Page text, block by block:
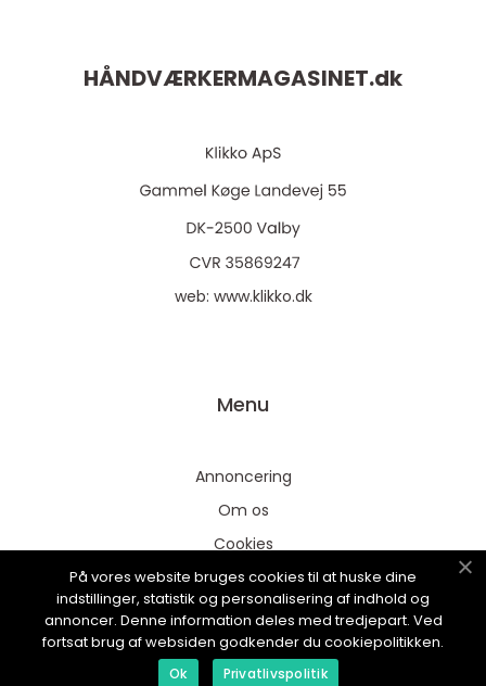
HÅNDVÆRKERMAGASINET.dk
web: www.klikko.dk
Menu
Annoncering
Om os
Cookies
Kontakt os
Sitemap
På vores website bruges cookies til at huske dine
indstillinger, statistik og personalisering af indhold og
annoncer. Denne information deles med tredjepart. Ved
fortsat brug af websiden godkender du cookiepolitikken.
Ok Privatlivspolitik